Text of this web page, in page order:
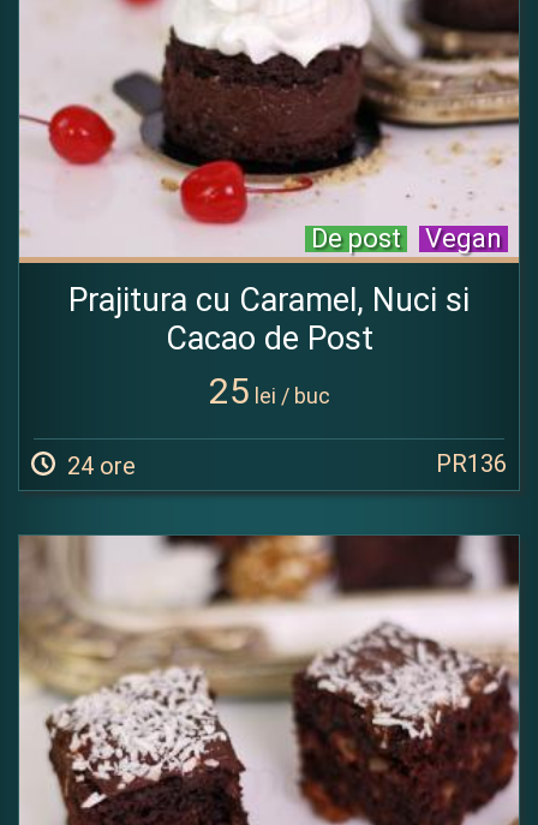
Vegan
De post
Prajitura cu Caramel, Nuci si
Cacao de Post
25 lei / buc
24 ore PR136